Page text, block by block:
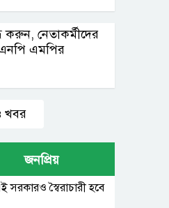
করুন, নেতাকর্মীদের
এমপির
খবর
জনপ্রিয়
সরকারও স্বৈরাচারী হবে